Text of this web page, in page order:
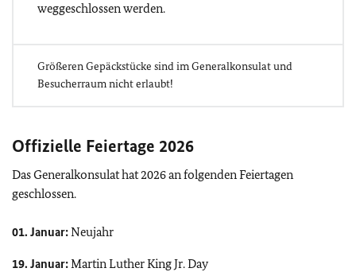
weggeschlossen werden.
Größeren Gepäckstücke sind im Generalkonsulat und
Besucherraum nicht erlaubt!
Offizielle Feiertage 2026
Das Generalkonsulat hat 2026 an folgenden Feiertagen
geschlossen.
01. Januar:Neujahr
19. Januar:Martin Luther King Jr. Day